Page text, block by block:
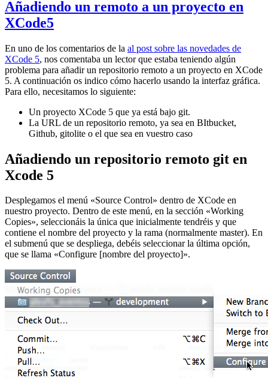
Añadiendo un remoto a un proyecto en
XCode5
En uno de los comentarios de la al post sobre las novedades de
XCode 5, nos comentaba un lector que estaba teniendo algún
problema para añadir un repositorio remoto a un proyecto en XCode
5. A continuación os indico cómo hacerlo usando la interfaz gráfica.
Para ello, necesitamos lo siguiente:
Un proyecto XCode 5 que ya está bajo git.
La URL de un repositorio remoto, ya sea en BItbucket,
Github, gitolite o el que sea en vuestro caso
Añadiendo un repositorio remoto git en
Xcode 5
Desplegamos el menú «Source Control» dentro de XCode en
nuestro proyecto. Dentro de este menú, en la sección «Working
Copies», seleccionáis la única que inicialmente tendréis y que
contiene el nombre del proyecto y la rama (normalmente master). En
el submenú que se despliega, debéis seleccionar la última opción,
que se llama «Configure [nombre del proyecto]».